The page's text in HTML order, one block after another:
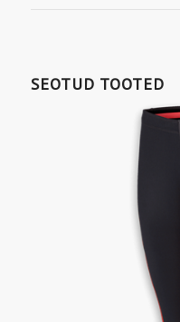
SEOTUD TOOTED